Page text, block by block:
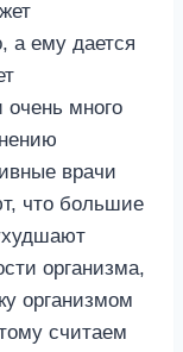
а ему дается
очень много
врачи
что большие
организма,
организмом
считаем